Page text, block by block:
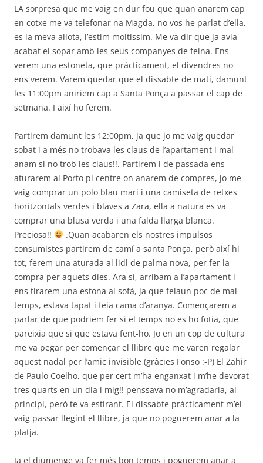
LA sorpresa que me vaig en dur fou que quan anarem cap
en cotxe me va telefonar na Magda, no vos he parlat d’ella,
es la meva al·lota, l’estim moltíssim. Me va dir que ja avia
acabat el sopar amb les seus companyes de feina. Ens
verem una estoneta, que pràcticament, el divendres no
ens verem. Varem quedar que el dissabte de matí, damunt
les 11:00pm aniriem cap a Santa Ponça a passar el cap de
setmana. I així ho ferem.
Partirem damunt les 12:00pm, ja que jo me vaig quedar
sobat i a més no trobava les claus de l’apartament i mal
anam si no trob les claus!!. Partirem i de passada ens
aturarem al Porto pi centre on anarem de compres, jo me
vaig comprar un polo blau marí i una camiseta de retxes
horitzontals verdes i blaves a Zara, ella a natura es va
comprar una blusa verda i una falda llarga blanca.
Preciosa!!
.Quan acabaren els nostres impulsos
consumistes partirem de camí a santa Ponça, però així hi
tot, ferem una aturada al lidl de palma nova, per fer la
compra per aquets dies. Ara sí, arribam a l’apartament i
ens tirarem una estona al sofà, ja que feiaun poc de mal
temps, estava tapat i feia cama d’aranya. Començarem a
parlar de que podriem fer si el temps no es ho fotia, que
pareixia que si que estava fent-ho. Jo en un cop de cultura
me va pegar per començar el llibre que me varen regalar
aquest nadal per l’amic invisible (gràcies Fonso :-P) El Zahir
de Paulo Coelho, que per cert m’ha enganxat i m’he devorat
tres quarts en un dia i mig!! penssava no m’agradaria, al
principi, però te va estirant. El dissabte pràcticament m’el
vaig passar llegint el llibre, ja que no poguerem anar a la
platja.
Ja el diumenge va fer més bon temps i poguerem anar a